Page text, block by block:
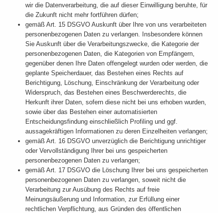
wir die Datenverarbeitung, die auf dieser Einwilligung beruhte, für
die Zukunft nicht mehr fortführen dürfen;
gemäß Art. 15 DSGVO Auskunft über Ihre von uns verarbeiteten
personenbezogenen Daten zu verlangen. Insbesondere können
Sie Auskunft über die Verarbeitungszwecke, die Kategorie der
personenbezogenen Daten, die Kategorien von Empfängern,
gegenüber denen Ihre Daten offengelegt wurden oder werden, die
geplante Speicherdauer, das Bestehen eines Rechts auf
Berichtigung, Löschung, Einschränkung der Verarbeitung oder
Widerspruch, das Bestehen eines Beschwerderechts, die
Herkunft ihrer Daten, sofern diese nicht bei uns erhoben wurden,
sowie über das Bestehen einer automatisierten
Entscheidungsfindung einschließlich Profiling und ggf.
aussagekräftigen Informationen zu deren Einzelheiten verlangen;
gemäß Art. 16 DSGVO unverzüglich die Berichtigung unrichtiger
oder Vervollständigung Ihrer bei uns gespeicherten
personenbezogenen Daten zu verlangen;
gemäß Art. 17 DSGVO die Löschung Ihrer bei uns gespeicherten
personenbezogenen Daten zu verlangen, soweit nicht die
Verarbeitung zur Ausübung des Rechts auf freie
Meinungsäußerung und Information, zur Erfüllung einer
rechtlichen Verpflichtung, aus Gründen des öffentlichen